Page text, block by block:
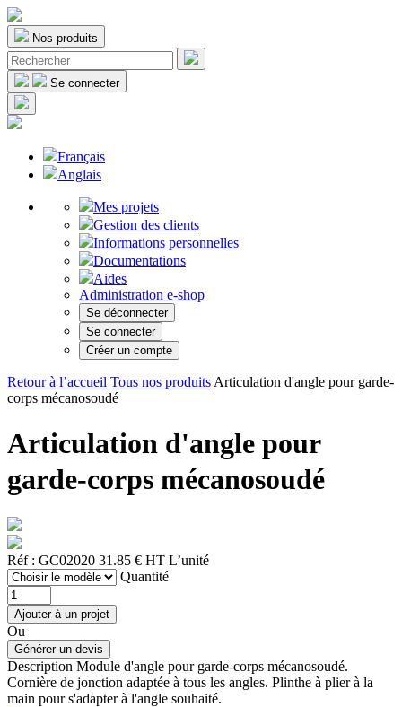
Nos produits
Se connecter
Français
Anglais
Mes projets
Gestion des clients
Informations personnelles
Documentations
Aides
Administration e-shop
Se déconnecter
Se connecter
Créer un compte
Retour à l’accueil Tous nos produits Articulation d'angle pour garde-
corps mécanosoudé
Articulation d'angle pour
garde-corps mécanosoudé
Réf : GC02020 31.85 € HT L’unité
Quantité
Ou
Description Module d'angle pour garde-corps mécanosoudé.
Cornière de jonction adaptée à tous les angles. Plinthe à plier à la
main pour s'adapter à l'angle souhaité.